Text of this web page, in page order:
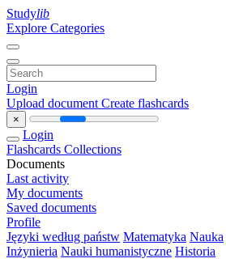
Studylib
Explore Categories
Login
Upload document Create flashcards
×
Login
Flashcards Collections
Documents
Last activity
My documents
Saved documents
Profile
Języki według państw Matematyka Nauka
Inżynieria Nauki humanistyczne Historia